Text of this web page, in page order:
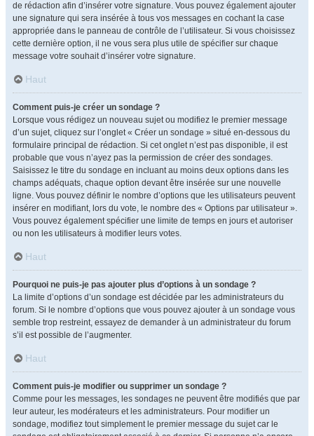
de rédaction afin d’insérer votre signature. Vous pouvez également ajouter
une signature qui sera insérée à tous vos messages en cochant la case
appropriée dans le panneau de contrôle de l’utilisateur. Si vous choisissez
cette dernière option, il ne vous sera plus utile de spécifier sur chaque
message votre souhait d’insérer votre signature.
Haut
Comment puis-je créer un sondage ?
Lorsque vous rédigez un nouveau sujet ou modifiez le premier message
d’un sujet, cliquez sur l’onglet « Créer un sondage » situé en-dessous du
formulaire principal de rédaction. Si cet onglet n’est pas disponible, il est
probable que vous n’ayez pas la permission de créer des sondages.
Saisissez le titre du sondage en incluant au moins deux options dans les
champs adéquats, chaque option devant être insérée sur une nouvelle
ligne. Vous pouvez définir le nombre d’options que les utilisateurs peuvent
insérer en modifiant, lors du vote, le nombre des « Options par utilisateur ».
Vous pouvez également spécifier une limite de temps en jours et autoriser
ou non les utilisateurs à modifier leurs votes.
Haut
Pourquoi ne puis-je pas ajouter plus d’options à un sondage ?
La limite d’options d’un sondage est décidée par les administrateurs du
forum. Si le nombre d’options que vous pouvez ajouter à un sondage vous
semble trop restreint, essayez de demander à un administrateur du forum
s’il est possible de l’augmenter.
Haut
Comment puis-je modifier ou supprimer un sondage ?
Comme pour les messages, les sondages ne peuvent être modifiés que par
leur auteur, les modérateurs et les administrateurs. Pour modifier un
sondage, modifiez tout simplement le premier message du sujet car le